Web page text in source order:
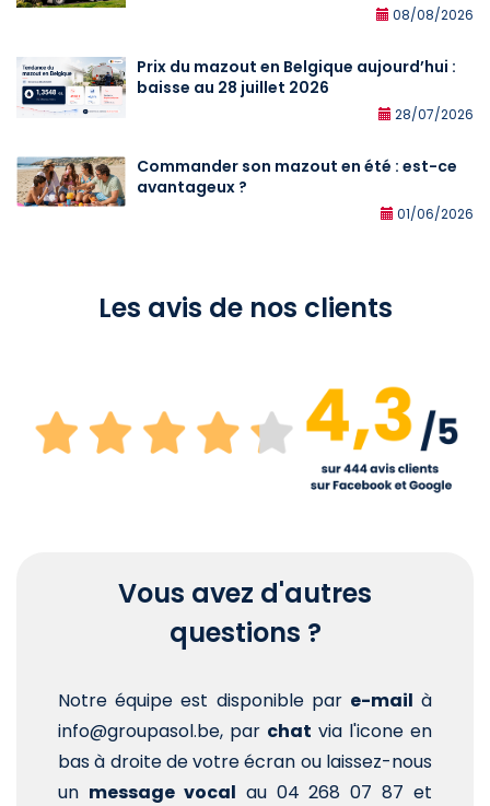
08/08/2026
Prix du mazout en Belgique aujourd’hui :
baisse au 28 juillet 2026
28/07/2026
Commander son mazout en été : est-ce
avantageux ?
01/06/2026
Les avis de nos clients
Vous avez d'autres
questions ?
Notre équipe est disponible par e-mail à
info@groupasol.be, par chat via l'icone en
bas à droite de votre écran ou laissez-nous
un message vocal au 04 268 07 87 et